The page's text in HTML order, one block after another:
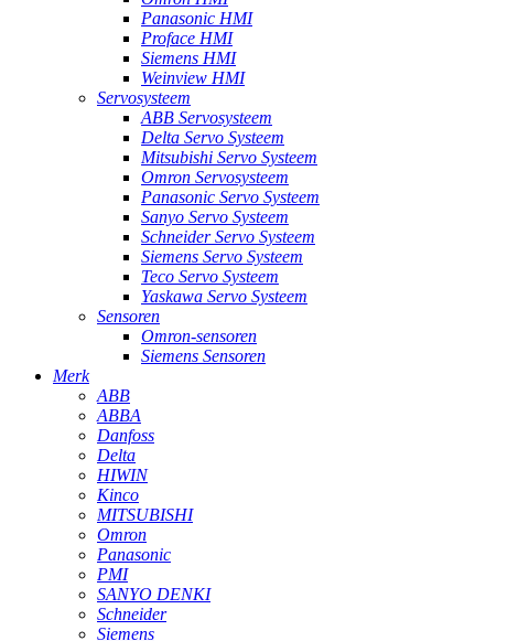
Panasonic HMI
Proface HMI
Siemens HMI
Weinview HMI
Servosysteem
ABB Servosysteem
Delta Servo Systeem
Mitsubishi Servo Systeem
Omron Servosysteem
Panasonic Servo Systeem
Sanyo Servo Systeem
Schneider Servo Systeem
Siemens Servo Systeem
Teco Servo Systeem
Yaskawa Servo Systeem
Sensoren
Omron-sensoren
Siemens Sensoren
Merk
ABB
ABBA
Danfoss
Delta
HIWIN
Kinco
MITSUBISHI
Omron
Panasonic
PMI
SANYO DENKI
Schneider
Siemens